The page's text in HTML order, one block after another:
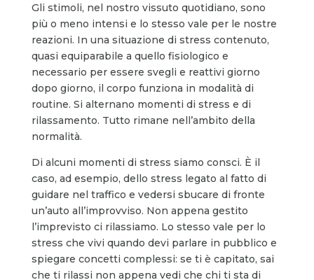
Gli stimoli, nel nostro vissuto quotidiano, sono
più o meno intensi e lo stesso vale per le nostre
reazioni. In una situazione di stress contenuto,
quasi equiparabile a quello fisiologico e
necessario per essere svegli e reattivi giorno
dopo giorno, il corpo funziona in modalità di
routine. Si alternano momenti di stress e di
rilassamento. Tutto rimane nell’ambito della
normalità.
Di alcuni momenti di stress siamo consci. È il
caso, ad esempio, dello stress legato al fatto di
guidare nel traffico e vedersi sbucare di fronte
un’auto all’improvviso. Non appena gestito
l’imprevisto ci rilassiamo. Lo stesso vale per lo
stress che vivi quando devi parlare in pubblico e
spiegare concetti complessi: se ti è capitato, sai
che ti rilassi non appena vedi che chi ti sta di